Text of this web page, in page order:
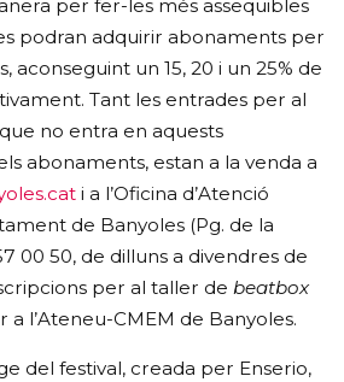
per fer-les més assequibles
podran adquirir abonaments per
aconseguint un 15, 20 i un 25% de
Tant les entrades per al
no entra en aquests
abonaments, estan a la venda a
i a l’Oficina d’Atenció
de Banyoles (Pg. de la
00 50, de dilluns a divendres de
per al taller debeatbox
a l’Ateneu-CMEM de Banyoles.
del festival, creada per Enserio,